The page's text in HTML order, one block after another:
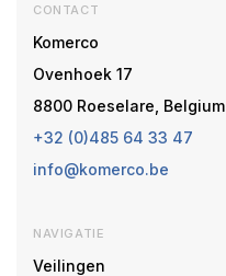
CONTACT
Komerco
Ovenhoek 17
8800 Roeselare, Belgium
+32 (0)485 64 33 47
info@komerco.be
NAVIGATIE
Veilingen